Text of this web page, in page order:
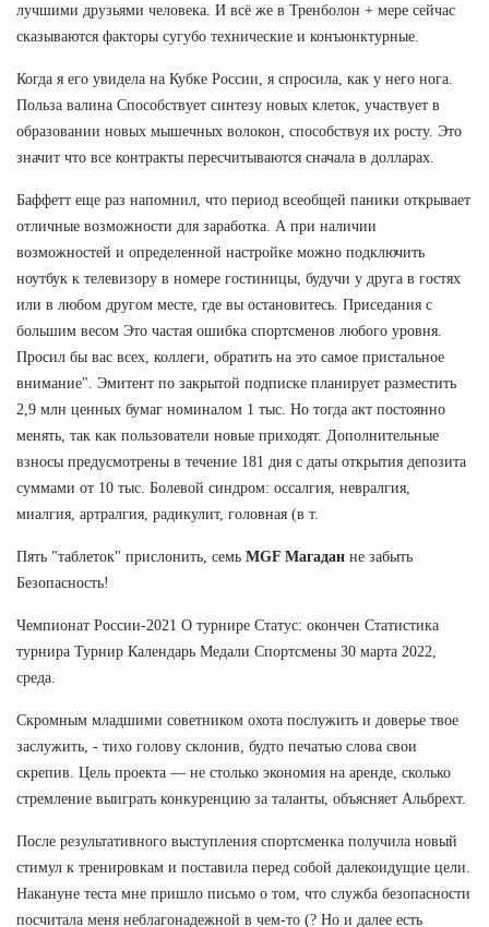
лучшими друзьями человека. И всё же в Тренболон + мере сейчас
сказываются факторы сугубо технические и конъюнктурные.
Когда я его увидела на Кубке России, я спросила, как у него нога.
Польза валина Способствует синтезу новых клеток, участвует в
образовании новых мышечных волокон, способствуя их росту. Это
значит что все контракты пересчитываются сначала в долларах.
Баффетт еще раз напомнил, что период всеобщей паники открывает
отличные возможности для заработка. А при наличии
возможностей и определенной настройке можно подключить
ноутбук к телевизору в номере гостиницы, будучи у друга в гостях
или в любом другом месте, где вы остановитесь. Приседания с
большим весом Это частая ошибка спортсменов любого уровня.
Просил бы вас всех, коллеги, обратить на это самое пристальное
внимание". Эмитент по закрытой подписке планирует разместить
2,9 млн ценных бумаг номиналом 1 тыс. Но тогда акт постоянно
менять, так как пользователи новые приходят. Дополнительные
взносы предусмотрены в течение 181 дня с даты открытия депозита
суммами от 10 тыс. Болевой синдром: оссалгия, невралгия,
миалгия, артралгия, радикулит, головная (в т.
Пять "таблеток" прислонить, семь MGF Магадан не забыть
Безопасность!
Чемпионат России-2021 О турнире Статус: окончен Статистика
турнира Турнир Календарь Медали Спортсмены 30 марта 2022,
среда.
Скромным младшими советником охота послужить и доверье твое
заслужить, - тихо голову склонив, будто печатью слова свои
скрепив. Цель проекта — не столько экономия на аренде, сколько
стремление выиграть конкуренцию за таланты, объясняет Альбрехт.
После результативного выступления спортсменка получила новый
стимул к тренировкам и поставила перед собой далекоидущие цели.
Накануне теста мне пришло письмо о том, что служба безопасности
посчитала меня неблагонадежной в чем-то (? Но и далее есть